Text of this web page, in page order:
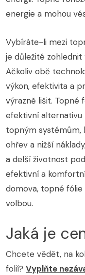
energie a mohou
Vybíráte-li mezi
je důležité
Ačkoliv obě
výkon, efektivita a
výrazně lišit. Topné
efektivní
topným systémům,
ohřev a nižší
a delší životnost
efektivní a
domova, topné
volbou.
Jaká je
Chcete vědět, na
folií? Vyplňte